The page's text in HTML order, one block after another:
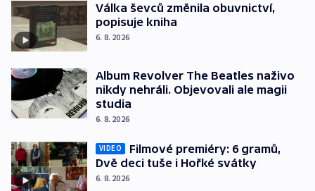
Válka ševců změnila obuvnictví,
popisuje kniha
6. 8. 2026
Album Revolver The Beatles naživo
nikdy nehráli. Objevovali ale magii
studia
6. 8. 2026
VIDEO
Filmové premiéry: 6 gramů,
Dvě deci tuše i Hořké svátky
6. 8. 2026